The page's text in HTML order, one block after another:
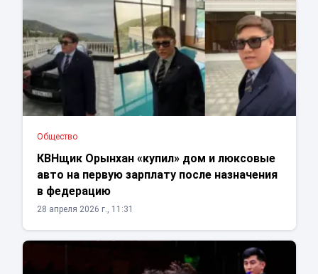
Общество
КВНщик Орынхан «купил» дом и люксовые
авто на первую зарплату после назначения
в федерацию
28 апреля 2026 г., 11:31